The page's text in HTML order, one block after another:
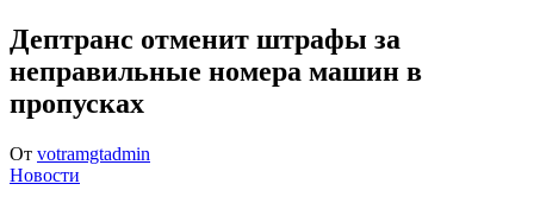
Дептранс отменит штрафы за
неправильные номера машин в
пропусках
От votramgtadmin
Новости